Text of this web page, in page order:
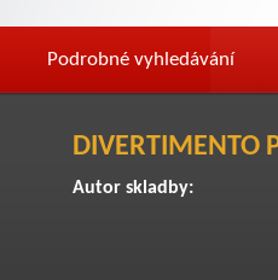
Podrobné vyhledávání
DIVERTIMENTO
Autor skladby: